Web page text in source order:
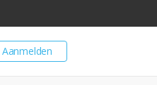
Aanmelden